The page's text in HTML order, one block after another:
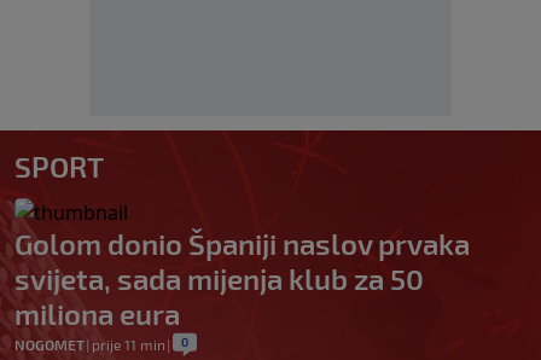
SPORT
Golom donio Španiji naslov prvaka
svijeta, sada mijenja klub za 50
miliona eura
NOGOMET| prije 11 min | 0